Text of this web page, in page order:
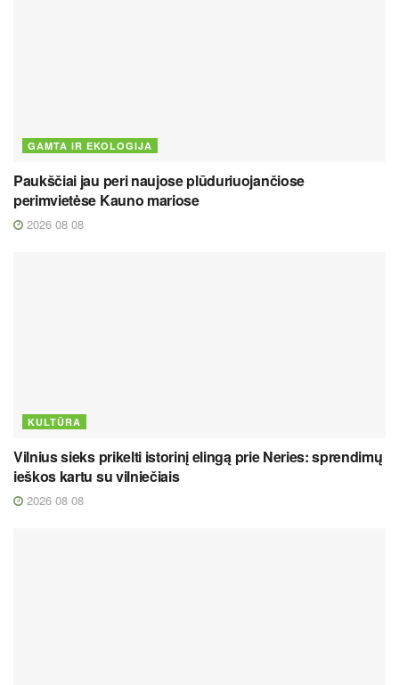
GAMTA IR EKOLOGIJA
Paukščiai jau peri naujose plūduriuojančiose
perimvietėse Kauno mariose
2026 08 08
KULTŪRA
Vilnius sieks prikelti istorinį elingą prie Neries: sprendimų
ieškos kartu su vilniečiais
2026 08 08